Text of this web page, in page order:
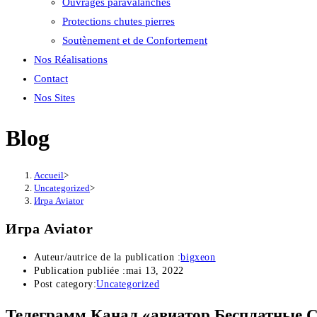
Protections chutes pierres
Soutènement et de Confortement
Nos Réalisations
Contact
Nos Sites
Blog
Accueil>
Uncategorized>
Игра Aviator
Игра Aviator
Auteur/autrice de la publication :bigxeon
Publication publiée :mai 13, 2022
Post category:Uncategorized